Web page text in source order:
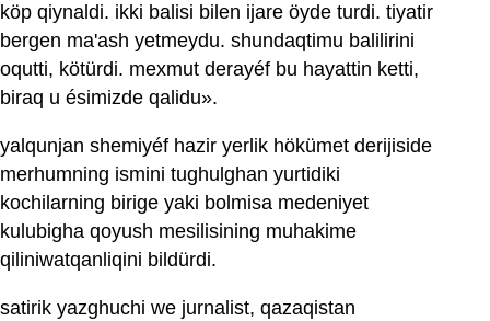
köp qiynaldi. ikki balisi bilen ijare öyde turdi. tiyatir
bergen ma'ash yetmeydu. shundaqtimu balilirini
oqutti, kötürdi. mexmut derayéf bu hayattin ketti,
biraq u ésimizde qalidu».
yalqunjan shemiyéf hazir yerlik hökümet derijiside
merhumning ismini tughulghan yurtidiki
kochilarning birige yaki bolmisa medeniyet
kulubigha qoyush mesilisining muhakime
qiliniwatqanliqini bildürdi.
satirik yazghuchi we jurnalist, qazaqistan